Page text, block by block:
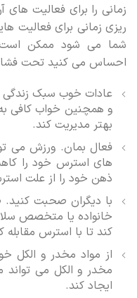
زمانی را برای فعالیت
ریزی زمانی برای فعالیت
شما می شود ممکن
احساس می کنید تحت
عادات خوب سبک زندگی
و همچنین خواب کافی
بهتر مدیریت کند.
فعال بمان. ورزش می
های استرس خود را
ذهن خود را از علت
با دیگران صحبت
خانواده یا متخصص
کند تا با استرس مقابله
از مواد مخدر و الکل
مخدر و الکل می
ایجاد کند.